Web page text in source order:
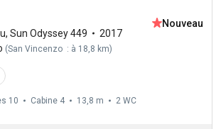
, Sun Odyssey 449
2017
(San Vincenzo : à 18,8 km)
Nouveau
10 Cabine 4 13,8 m 2 WC